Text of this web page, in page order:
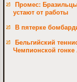
Промес:
устают от работы
В пятерке
Бельгийский
Чемпионской гонке